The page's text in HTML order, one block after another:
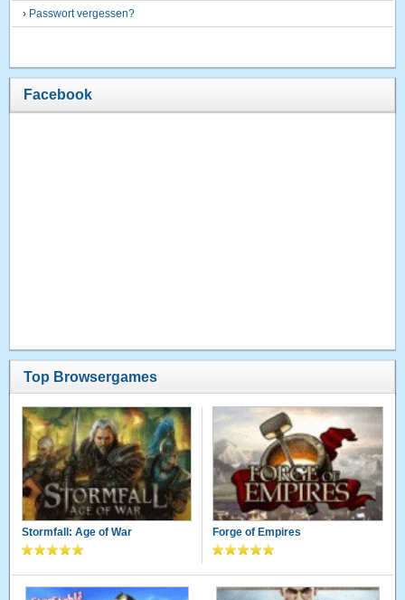
› Passwort vergessen?
Facebook
Top Browsergames
Stormfall: Age of War Forge of Empires